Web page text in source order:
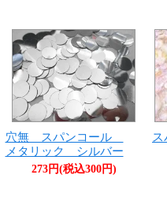
穴無 スパンコール
メタリック シルバー
273円(税込300円)
ス